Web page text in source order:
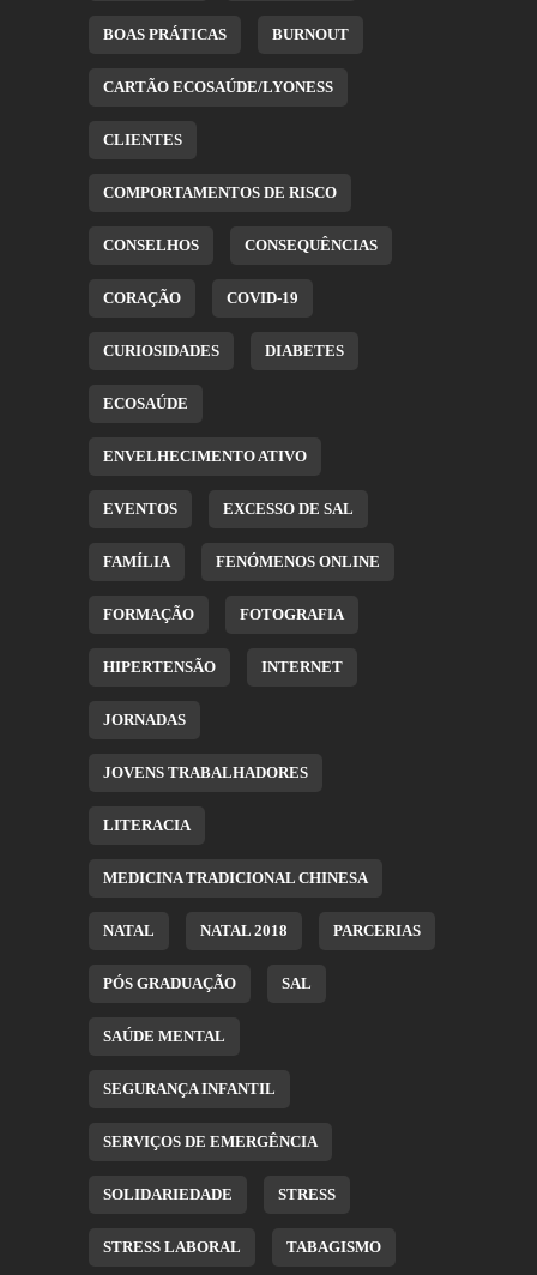
BOAS PRÁTICAS BURNOUT
CARTÃO ECOSAÚDE/LYONESS
CLIENTES
COMPORTAMENTOS DE RISCO
CONSELHOS CONSEQUÊNCIAS
CORAÇÃO COVID-19
CURIOSIDADES DIABETES
ECOSAÚDE
ENVELHECIMENTO ATIVO
EVENTOS EXCESSO DE SAL
FAMÍLIA FENÓMENOS ONLINE
FORMAÇÃO FOTOGRAFIA
HIPERTENSÃO INTERNET
JORNADAS
JOVENS TRABALHADORES
LITERACIA
MEDICINA TRADICIONAL CHINESA
NATAL NATAL 2018 PARCERIAS
PÓS GRADUAÇÃO SAL
SAÚDE MENTAL
SEGURANÇA INFANTIL
SERVIÇOS DE EMERGÊNCIA
SOLIDARIEDADE STRESS
STRESS LABORAL TABAGISMO